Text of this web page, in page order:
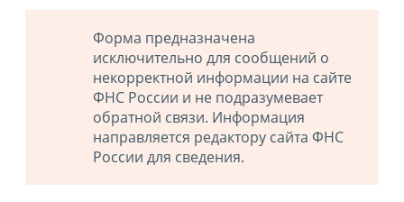
Форма предназначена
исключительно для сообщений о
некорректной информации на сайте
ФНС России и не подразумевает
обратной связи. Информация
направляется редактору сайта ФНС
России для сведения.